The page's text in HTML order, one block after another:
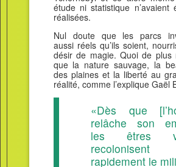
étude ni statistique n’avaient
réalisées.
Nul doute que les parcs
aussi réels qu’ils soient,
désir de magie. Quoi de plus
que la nature sauvage, la
des plaines et la liberté au
réalité, comme l’explique Gaël
«Dès que
relâche son
les êtres
recolonisent
rapidement le